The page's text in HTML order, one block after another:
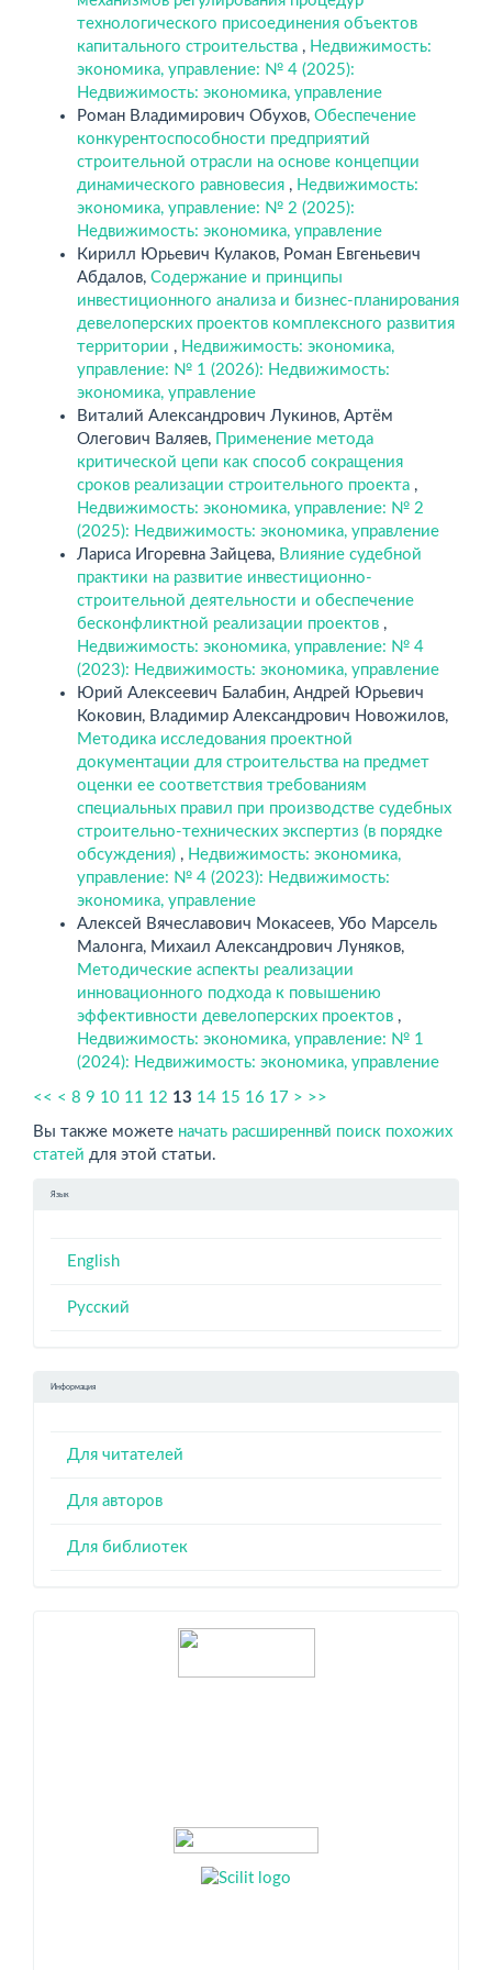
технологического присоединения объектов
капитального строительства , Недвижимость:
экономика, управление: № 4 (2025):
Недвижимость: экономика, управление
Роман Владимирович Обухов, Обеспечение
конкурентоспособности предприятий
строительной отрасли на основе концепции
динамического равновесия , Недвижимость:
экономика, управление: № 2 (2025):
Недвижимость: экономика, управление
Кирилл Юрьевич Кулаков, Роман Евгеньевич
Абдалов, Содержание и принципы
инвестиционного анализа и бизнес-планирования
девелоперских проектов комплексного развития
территории , Недвижимость: экономика,
управление: № 1 (2026): Недвижимость:
экономика, управление
Виталий Александрович Лукинов, Артём
Олегович Валяев,
Применение метода
критической цепи как способ сокращения
сроков реализации строительного проекта ,
Недвижимость: экономика, управление: № 2
(2025): Недвижимость: экономика, управление
Лариса Игоревна Зайцева, Влияние судебной
практики на развитие инвестиционно-
строительной деятельности и обеспечение
бесконфликтной реализации проектов ,
Недвижимость: экономика, управление: № 4
(2023): Недвижимость: экономика, управление
Юрий Алексеевич Балабин, Андрей Юрьевич
Коковин, Владимир Александрович Новожилов,
Методика исследования проектной
документации для строительства на предмет
оценки ее соответствия требованиям
специальных правил при производстве судебных
строительно-технических экспертиз (в порядке
обсуждения) , Недвижимость: экономика,
управление: № 4 (2023): Недвижимость:
экономика, управление
Алексей Вячеславович Мокасеев, Убо Марсель
Малонга, Михаил Александрович Луняков,
Методические аспекты реализации
инновационного подхода к повышению
эффективности девелоперских проектов ,
Недвижимость: экономика, управление: № 1
(2024): Недвижимость: экономика, управление
<< < 8 9 10 11 12 13 14 15 16 17 > >>
Вы также можете начать расширеннвй поиск похожих
статей для этой статьи.
Язык
English
Русский
Информация
Для читателей
Для авторов
Для библиотек